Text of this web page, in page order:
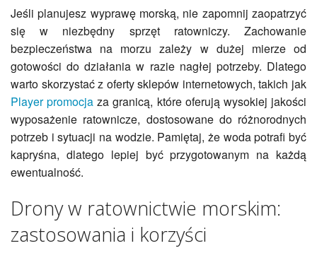
Jeśli planujesz wyprawę morską, nie zapomnij zaopatrzyć
się w niezbędny sprzęt ratowniczy. Zachowanie
bezpieczeństwa na morzu zależy w dużej mierze od
gotowości do działania w razie nagłej potrzeby. Dlatego
warto skorzystać z oferty sklepów internetowych, takich jak
Player promocja za granicą, które oferują wysokiej jakości
wyposażenie ratownicze, dostosowane do różnorodnych
potrzeb i sytuacji na wodzie. Pamiętaj, że woda potrafi być
kapryśna, dlatego lepiej być przygotowanym na każdą
ewentualność.
Drony w ratownictwie morskim:
zastosowania i korzyści